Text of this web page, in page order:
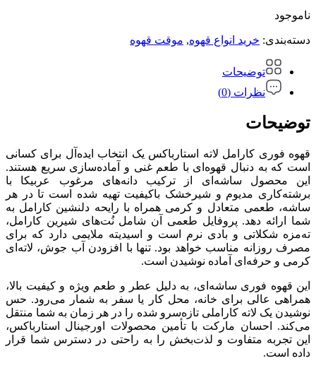
ناموجود
دسته‌بندی: خرید انواع قهوه, موقت قهوه
توضیحات
نظرات (0)
توضیحات
قهوه فوری کارامل لاته استارباکس یک انتخاب ایده‌آل برای کسانی
است که به دنبال قهوه‌ای با طعم غنی و آماده‌سازی سریع هستند.
این محصول ساشه‌ای از ترکیب دانه‌های مرغوب عربیکا با
برشته‌کاری مدیوم و شیرخشک باکیفیت تهیه شده است تا در هر
ساشه، طعمی متعادل و کرمی همراه با رایحه دلنشین کارامل به
شما ارائه دهد. پروفایل طعمی آن شامل نُت‌های شیرین کارامل،
ته‌مزه شکلاتی و بادی نرم است و اسیدیته ملایمی دارد که برای
مصرف روزانه مناسب خواهد بود. تنها با افزودن آب جوش، لاته‌ای
کرمی و حرفه‌ای آماده نوشیدن است.
این قهوه فوری ساشه‌ای، به دلیل عطر و طعم ویژه و کیفیت بالا،
همراهی عالی برای خانه، محل کار یا سفر به شمار می‌رود. حس
نوشیدن یک لاته کاراملی تازه‌سرو شده را در هر زمان به شما منتقل
می‌کند. احسان مارکت با تأمین محصولات اورجینال استارباکس،
این تجربه متفاوت و لذت‌بخش را به راحتی در دسترس شما قرار
داده است.